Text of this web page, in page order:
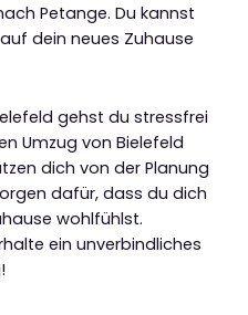
Petange. Du kannst
dein neues Zuhause
gehst du stressfrei
Umzug von Bielefeld
dich von der Planung
dafür, dass du dich
wohlfühlst.
ein unverbindliches